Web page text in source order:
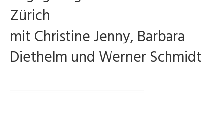
Zürich
mit Christine Jenny, Barbara
Diethelm und Werner Schmidt